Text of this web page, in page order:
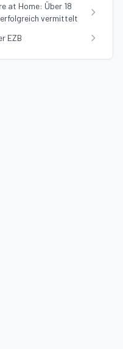
at Home: Über 18
erfolgreich vermittelt
EZB